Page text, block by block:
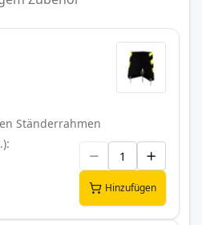
Ständerrahmen
Hinzufügen